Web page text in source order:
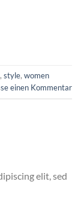
, style, women
einen Kommentar
elit, sed